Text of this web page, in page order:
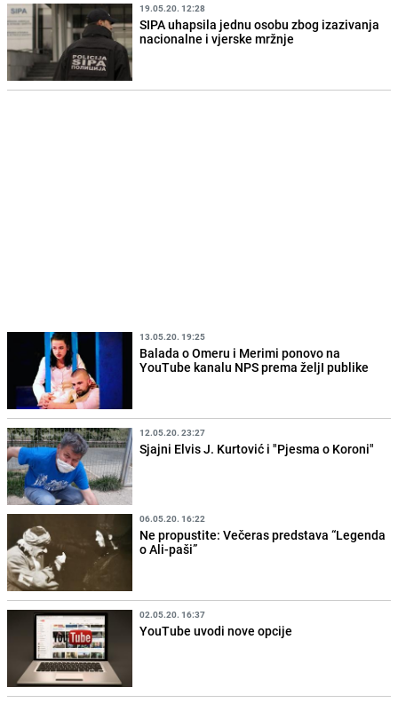
19.05.20. 12:28
SIPA uhapsila jednu osobu zbog izazivanja
nacionalne i vjerske mržnje
13.05.20. 19:25
Balada o Omeru i Merimi ponovo na
YouTube kanalu NPS prema željI publike
12.05.20. 23:27
Sjajni Elvis J. Kurtović i "Pjesma o Koroni"
06.05.20. 16:22
Ne propustite: Večeras predstava “Legenda
o Ali-paši”
02.05.20. 16:37
YouTube uvodi nove opcije